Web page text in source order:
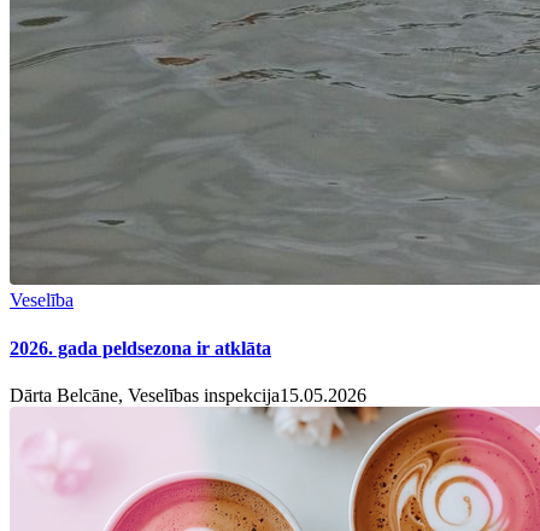
Veselība
2026. gada peldsezona ir atklāta
Dārta Belcāne, Veselības inspekcija15.05.2026